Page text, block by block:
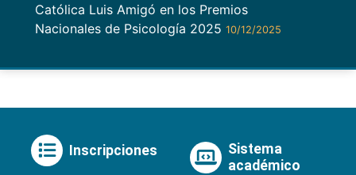
Católica Luis Amigó en los Premios
Nacionales de Psicología 2025 10/12/2025
Inscripciones
Sistema
académico